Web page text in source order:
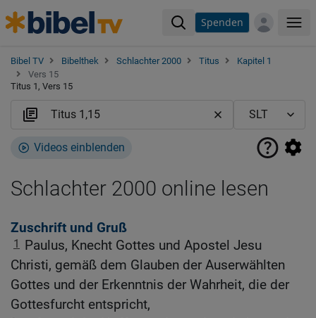
Spenden
Bibel TV Bibelthek Schlachter 2000 Titus
Kapitel 1
Vers 15
Titus 1, Vers 15
Videos einblenden
Schlachter 2000 online lesen
Zuschrift und Gruß
1
Paulus, Knecht Gottes und Apostel Jesu
Christi, gemäß dem Glauben der Auserwählten
Gottes und der Erkenntnis der Wahrheit, die der
Gottesfurcht entspricht,